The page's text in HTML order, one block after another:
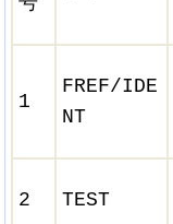
1
FREF/IDE
NT
2 TEST